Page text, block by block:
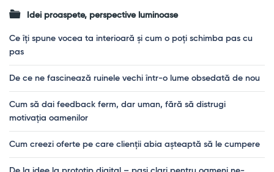
Idei proaspete, perspective luminoase
Ce îți spune vocea ta interioară și cum o poți schimba pas cu
pas
De ce ne fascinează ruinele vechi într-o lume obsedată de nou
Cum să dai feedback ferm, dar uman, fără să distrugi
motivația oamenilor
Cum creezi oferte pe care clienții abia așteaptă să le cumpere